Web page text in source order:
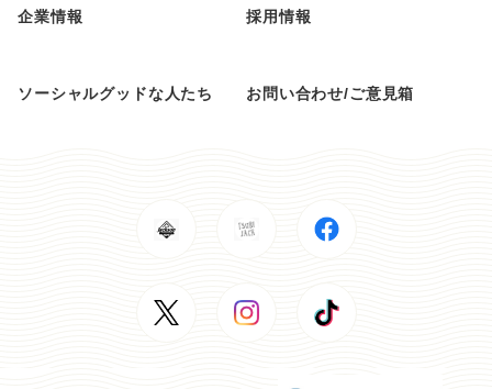
企業情報 採用情報
ソーシャルグッドな人たち お問い合わせ/ご意見箱